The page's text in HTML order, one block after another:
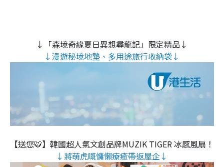
↓「森境奇緣夏日異想尋龍記」限定精品↓
↓漫遊秘境地墊、多用途旅行收納袋↓
【送您🐯】韓國超人氣文創品牌MUZIK TIGER 冰感風扇！
↓將萌虎嘅慵懶療癒帶返屋企↓